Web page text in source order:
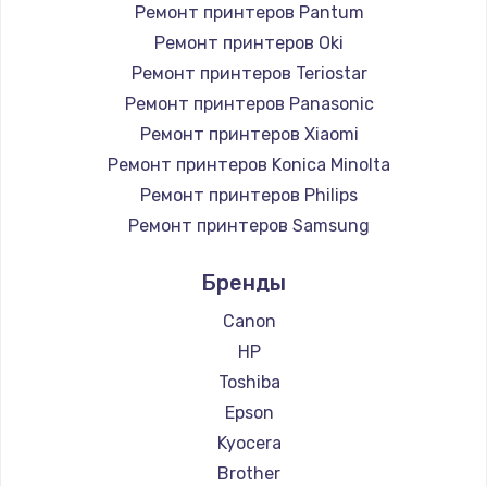
Ремонт принтеров Pantum
Ремонт принтеров Oki
Ремонт принтеров Teriostar
Ремонт принтеров Panasonic
Ремонт принтеров Xiaomi
Ремонт принтеров Konica Minolta
Ремонт принтеров Philips
Ремонт принтеров Samsung
Ремонт принтеров Lexmark
Ремонт принтеров Sharp
Ремонт принтеров TSC
Ремонт принтеров Fujitsu
Ремонт принтеров Godex
Бренды
Canon
HP
Toshiba
Epson
Kyocera
Brother